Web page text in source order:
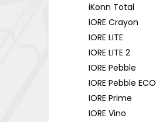
iKonn Total
IORE Crayon
IORE LITE
IORE LITE 2
IORE Pebble
IORE Pebble ECO
IORE Prime
IORE Vino